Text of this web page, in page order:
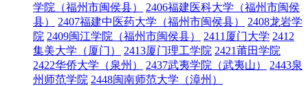
学院（福州市闽侯县）
2406福建医科大学（福州市闽侯
县）
2407福建中医药大学（福州市闽侯县）
2408龙岩学
院 2409闽江学院（福州市闽侯县） 2411厦门大学 2412
集美大学（厦门）
2413厦门理工学院 2421莆田学院
2422华侨大学（泉州）
2437武夷学院（武夷山）
2443泉
州师范学院 2448闽南师范大学（漳州）